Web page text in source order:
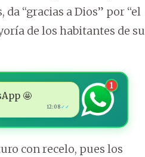
“gracias a Dios” por “el
de los habitantes de su
🤩
12:08 ✓✓
1
con recelo, pues los